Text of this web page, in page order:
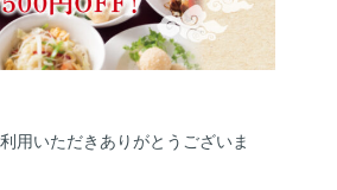
用いただきありがとうございま